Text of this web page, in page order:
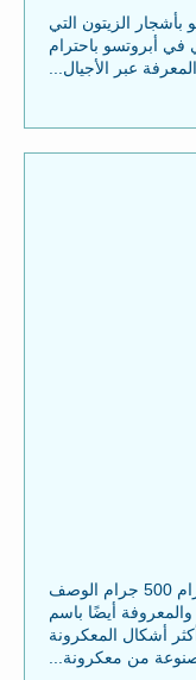
بأشجار الزيتون التي
أبروتسو باحترام
عبر الأجيال...
1 علبة كرتون من 12 عبوة سعة 500 جرام 500 جرام الوصف
والمعروفة أيضًا باسم
أشكال المعكرونة
من معكرونة...